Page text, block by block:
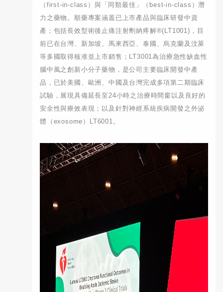
（first-in-class）與「同類最佳」（best-in-class）潛
力之藥物。順藥專案涵蓋已上市產品與臨床研發中資
產；包括長效型術後止痛注射劑納疼解®(LT1001)，目
前已在台灣、新加坡、馬來西亞、泰國、烏克蘭及汶萊
等多國取得核准並上市銷售；LT3001為治療急性缺血性
腦中風之創新小分子藥物，是公司主要臨床開發中產
品，已於美國、歐洲、中國及台灣完成多項第二期臨床
試驗，展現具備延長至24小時之治療時間窗以及良好的
安全性與療效表現；以及針對神經系統疾病開發之外泌
體（exosome）LT6001。